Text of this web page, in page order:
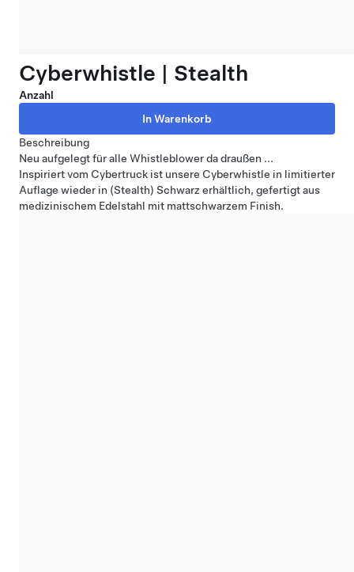
Cyberwhistle | Stealth
Anzahl
Beschreibung
Neu aufgelegt für alle Whistleblower da draußen ...
Inspiriert vom Cybertruck ist unsere Cyberwhistle in limitierter
Auflage wieder in (Stealth) Schwarz erhältlich, gefertigt aus
medizinischem Edelstahl mit mattschwarzem Finish.